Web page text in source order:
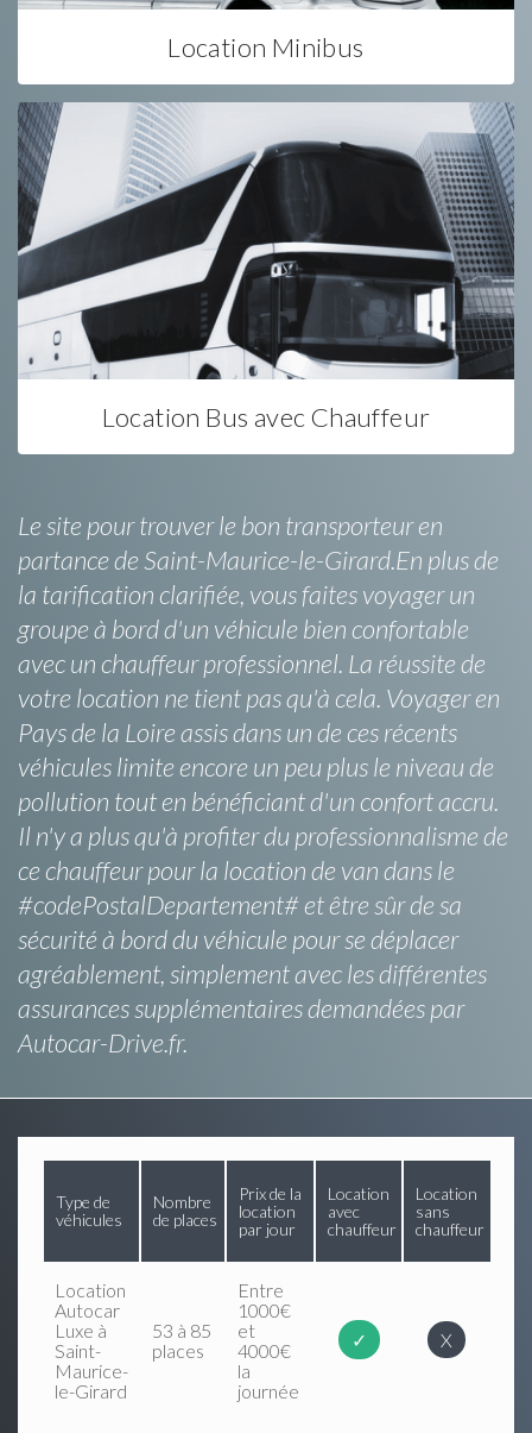
Location Minibus
Location Bus avec Chauffeur
Le site pour trouver le bon transporteur en
partance de Saint-Maurice-le-Girard.En plus de
la tarification clarifiée, vous faites voyager un
groupe à bord d'un véhicule bien confortable
avec un chauffeur professionnel. La réussite de
votre location ne tient pas qu'à cela. Voyager en
Pays de la Loire assis dans un de ces récents
véhicules limite encore un peu plus le niveau de
pollution tout en bénéficiant d'un confort accru.
Il n'y a plus qu'à profiter du professionnalisme de
ce chauffeur pour la location de van dans le
#codePostalDepartement# et être sûr de sa
sécurité à bord du véhicule pour se déplacer
agréablement, simplement avec les différentes
assurances supplémentaires demandées par
Autocar-Drive.fr.
Type de
véhicules
Nombre
de places
Prix de la
location
par jour
Location
avec
chauffeur
Location
sans
chauffeur
Location
Autocar
Luxe à
Saint-
Maurice-
le-Girard
53 à 85
places
Entre
1000€
et
4000€
la
journée
✓ X